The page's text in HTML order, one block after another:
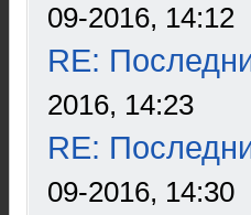
09-2016, 14:12
RE:
2016, 14:23
RE:
09-2016, 14:30